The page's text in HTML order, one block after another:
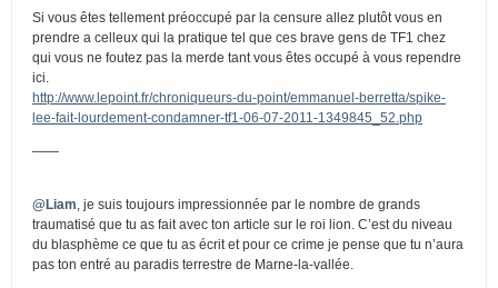
Si vous êtes tellement préoccupé par la censure allez plutôt vous en
prendre a celleux qui la pratique tel que ces brave gens de TF1 chez
qui vous ne foutez pas la merde tant vous êtes occupé à vous rependre
ici.
http://www.lepoint.fr/chroniqueurs-du-point/emmanuel-berretta/spike-
lee-fait-lourdement-condamner-tf1-06-07-2011-1349845_52.php
——
@Liam , je suis toujours impressionnée par le nombre de grands
traumatisé que tu as fait avec ton article sur le roi lion. C’est du niveau
du blasphème ce que tu as écrit et pour ce crime je pense que tu n’aura
pas ton entré au paradis terrestre de Marne-la-vallée.